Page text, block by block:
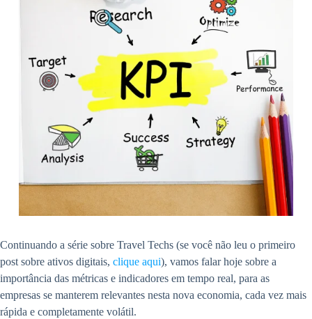
Continuando a série sobre Travel Techs (se você não leu o primeiro
post sobre ativos digitais, clique aqui), vamos falar hoje sobre a
importância das métricas e indicadores em tempo real, para as
empresas se manterem relevantes nesta nova economia, cada vez mais
rápida e completamente volátil.